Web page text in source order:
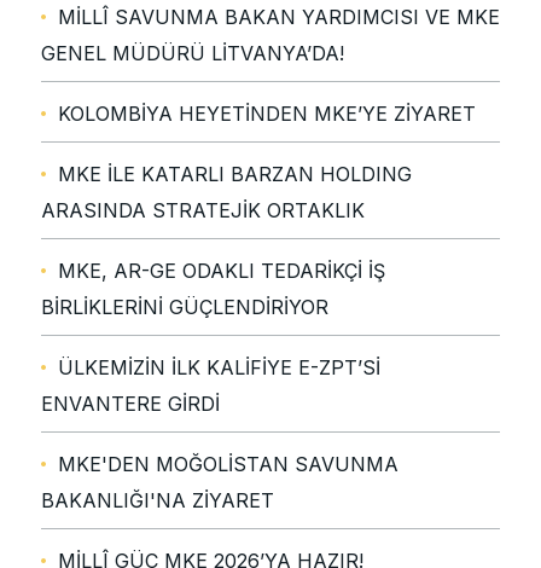
MİLLÎ SAVUNMA BAKAN YARDIMCISI VE MKE
GENEL MÜDÜRÜ LİTVANYA’DA!
KOLOMBİYA HEYETİNDEN MKE’YE ZİYARET
MKE İLE KATARLI BARZAN HOLDING
ARASINDA STRATEJİK ORTAKLIK
MKE, AR-GE ODAKLI TEDARİKÇİ İŞ
BİRLİKLERİNİ GÜÇLENDİRİYOR
ÜLKEMİZİN İLK KALİFİYE E-ZPT’Sİ
ENVANTERE GİRDİ
MKE'DEN MOĞOLİSTAN SAVUNMA
BAKANLIĞI'NA ZİYARET
MİLLÎ GÜÇ MKE 2026’YA HAZIR!